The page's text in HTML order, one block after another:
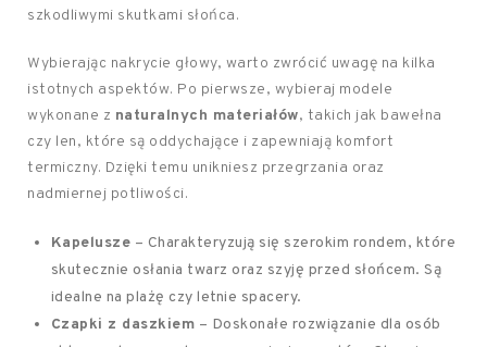
szkodliwymi skutkami słońca.
Wybierając nakrycie głowy, warto zwrócić uwagę na kilka
istotnych aspektów. Po pierwsze, wybieraj modele
wykonane z naturalnych materiałów, takich jak bawełna
czy len, które są oddychające i zapewniają komfort
termiczny. Dzięki temu unikniesz przegrzania oraz
nadmiernej potliwości.
Kapelusze – Charakteryzują się szerokim rondem, które
skutecznie osłania twarz oraz szyję przed słońcem. Są
idealne na plażę czy letnie spacery.
Czapki z daszkiem – Doskonałe rozwiązanie dla osób